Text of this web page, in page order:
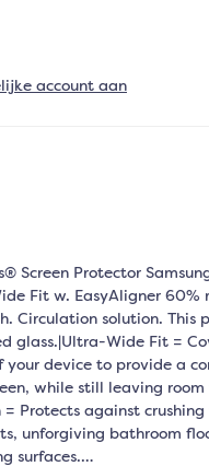
account aan
Screen Protector
Fit w. EasyAligner 60%
Circulation solution. This
glass.|Ultra-Wide Fit =
your device to provide a
while still leaving room
= Protects against
unforgiving bathroom
surfaces.…